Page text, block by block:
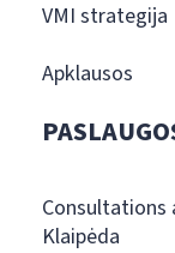
VMI strategija
Apklausos
Consultations
Klaipėda